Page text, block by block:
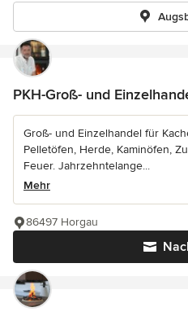
PKH-Groß- und
Groß- und Einzelhandel für
Pelletöfen, Herde, Kaminöfen,
Feuer. Jahrzehntelange...
Mehr
86497 Horgau